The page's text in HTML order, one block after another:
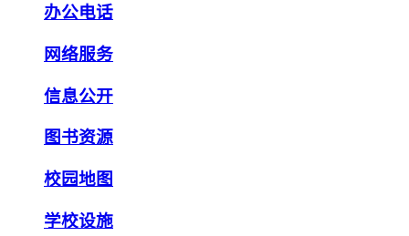
办公电话
网络服务
信息公开
图书资源
校园地图
学校设施